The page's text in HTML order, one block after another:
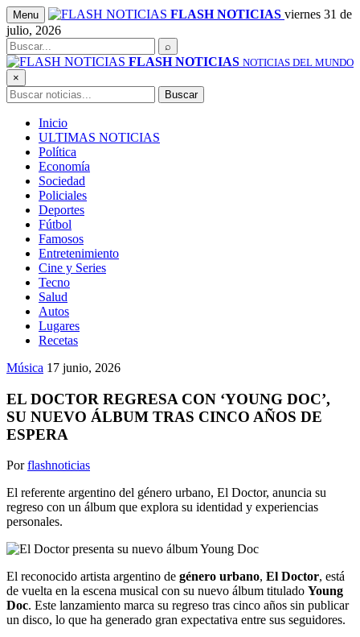
Saltar
al
contenido
Menu FLASH NOTICIAS viernes 31 de
julio, 2026
Buscar
⌕
FLASH NOTICIAS NOTICIAS DEL MUNDO
×
Buscar Buscar
Inicio
ULTIMAS NOTICIAS
Política
Economía
Sociedad
Policiales
Deportes
Fútbol
Famosos
Entretenimiento
Cine y Series
Tecno
Salud
Autos
Lugares
Recetas
Música 17 junio, 2026
EL DOCTOR REGRESA CON ‘YOUNG DOC’,
SU NUEVO ÁLBUM TRAS CINCO AÑOS DE
ESPERA
Porflashnoticias
El referente argentino del género urbano, El Doctor, anuncia su
regreso con un álbum que explora su identidad y experiencias
personales.
El reconocido artista argentino de género urbano, El Doctor, está
de vuelta en la escena musical con su nuevo álbum titulado Young
Doc. Este lanzamiento marca su regreso tras cinco años sin publicar
un disco, lo que ha generado gran expectativa entre sus seguidores.